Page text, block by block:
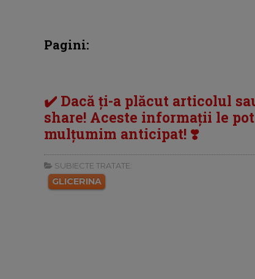
Pagini:
✔️ Dacă ți-a plăcut articolul
share! Aceste informații le
mulțumim anticipat! ❣️
SUBIECTE TRATATE:
GLICERINA